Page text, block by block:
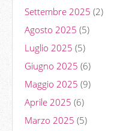
Settembre 2025 (2)
Agosto 2025 (5)
Luglio 2025 (5)
Giugno 2025 (6)
Maggio 2025 (9)
Aprile 2025 (6)
Marzo 2025 (5)